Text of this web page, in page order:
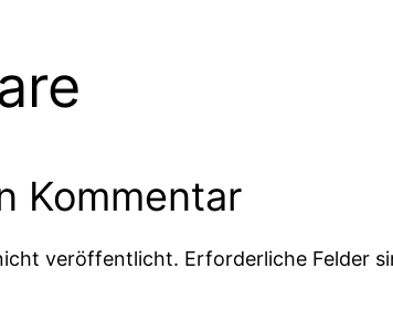
Kommentar
veröffentlicht. Erforderliche Felder